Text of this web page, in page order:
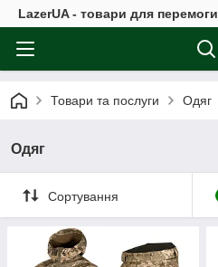
LazerUA - товари для перемоги
Товари та послуги Одяг
Одяг
Сортування